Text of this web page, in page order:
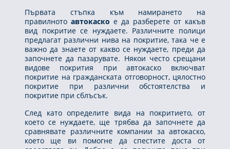
Първата стъпка към намирането на
правилното автокаско е да разберете от какъв
вид покритие се нуждаете. Различните полици
предлагат различни нива на покритие, така че е
важно да знаете от какво се нуждаете, преди да
започнете да пазарувате. Някои често срещани
видове покрития при автокаско включват
покритие на гражданската отговорност, цялостно
покритие при различни обстоятелства и
покритие при сблъсък.
След като определите вида на покритието, от
което се нуждаете, ще трябва да започнете да
сравнявате различните компании за автокаско,
което ще ви помогне да спестите доста от